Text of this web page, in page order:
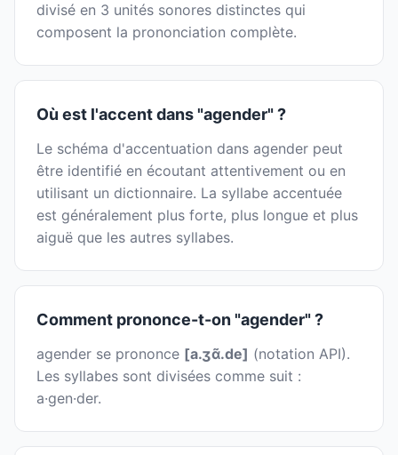
divisé en 3 unités sonores distinctes qui
composent la prononciation complète.
Où est l'accent dans "agender" ?
Le schéma d'accentuation dans agender peut
être identifié en écoutant attentivement ou en
utilisant un dictionnaire. La syllabe accentuée
est généralement plus forte, plus longue et plus
aiguë que les autres syllabes.
Comment prononce-t-on "agender" ?
agender se prononce [a.ʒɑ̃.de] (notation API).
Les syllabes sont divisées comme suit :
a·gen·der.